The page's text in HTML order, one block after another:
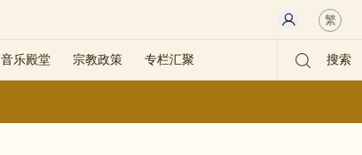
繁
音乐殿堂 宗教政策 专栏汇聚 搜索